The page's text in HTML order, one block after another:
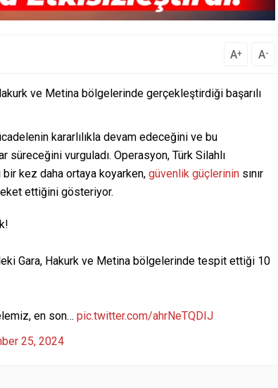
A+ A-
ve Metina bölgelerinde gerçekleştirdiği başarılı
kararlılıkla devam edeceğini ve bu
vurguladı. Operasyon, Türk Silahlı
bir kez daha ortaya koyarken, güvenlik güçlerinin sınır
ettiğini gösteriyor.
Gara, Hakurk ve Metina bölgelerinde tespit ettiği 10
en son… pic.twitter.com/ahrNeTQDIJ
25, 2024